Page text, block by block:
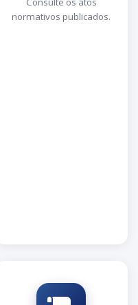
normativos publicados.